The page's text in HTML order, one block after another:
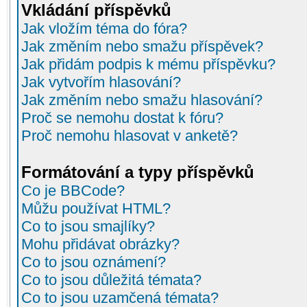
Vkládání příspěvků
Jak vložím téma do fóra?
Jak změním nebo smažu příspěvek?
Jak přidám podpis k mému příspěvku?
Jak vytvořím hlasování?
Jak změním nebo smažu hlasování?
Proč se nemohu dostat k fóru?
Proč nemohu hlasovat v anketě?
Formátování a typy příspěvků
Co je BBCode?
Můžu používat HTML?
Co to jsou smajlíky?
Mohu přidávat obrázky?
Co to jsou oznámení?
Co to jsou důležitá témata?
Co to jsou uzamčená témata?